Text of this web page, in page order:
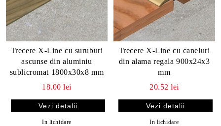
Trecere X-Line cu suruburi
ascunse din aluminiu
sublicromat 1800x30x8 mm
18.00 lei
Vezi detalii
In lichidare
Trecere X-Line cu caneluri
din alama regala 900x24x3
mm
20.52 lei
Vezi detalii
In lichidare